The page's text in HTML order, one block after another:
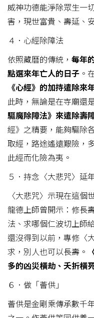
威神功德能淨除眾生一
害，現世富貴、壽延、
４．心經除障法
依照藏曆的傳統， 每年
點選來年亡人的日子 。
《心經》的加持遣除來
此時，無論是在寺廟還
驅魔除障法》來遣除壽
經》之精要，能夠驅除
取經，路途遙遠艱險，
此經而化險為夷。
５．持念〈大悲咒〉延
〈大悲咒〉示現在這
龍德上師曾開示：修長
法、求哪個仁波切上師
還沒得到以前，專修〈
求，別人也可以長壽。
多的凶災橫劫、夭折橫
６．做「薈供」
薈供是金剛乘傳承數千